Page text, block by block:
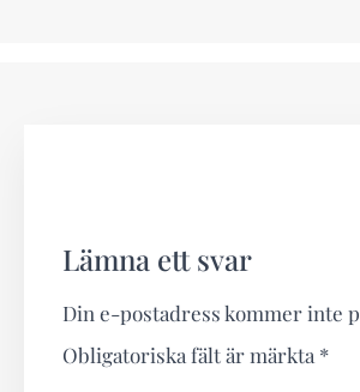
Lämna ett svar
Din e-postadress kommer inte
Obligatoriska fält är märkta *